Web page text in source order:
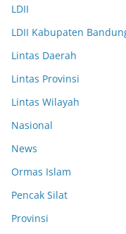
LDII
LDII Kabupaten
Lintas Daerah
Lintas Provinsi
Lintas Wilayah
Nasional
News
Ormas Islam
Pencak Silat
Provinsi